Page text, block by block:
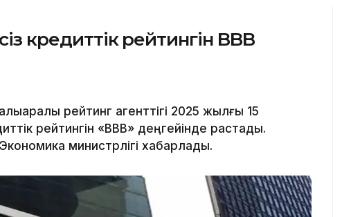
кредиттік рейтингін BBB
рейтинг агенттігі 2025 жылғы 15
рейтингін «BBB» деңгейінде растады.
министрлігі хабарлады.